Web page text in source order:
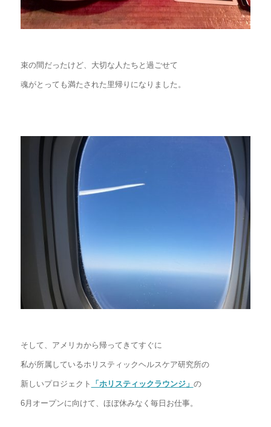
束の間だったけど、大切な人たちと過ごせて
魂がとっても満たされた里帰りになりました。
そして、アメリカから帰ってきてすぐに
私が所属しているホリスティックヘルスケア研究所の
新しいプロジェクト 「ホリスティックラウンジ」 の
6月オープンに向けて、ほぼ休みなく毎日お仕事。